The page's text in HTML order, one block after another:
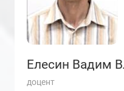
Елесин Вадим
доцент